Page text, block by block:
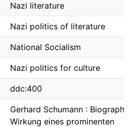
Nazi literature
Nazi politics of literature
National Socialism
Nazi politics for culture
ddc:400
Gerhard Schumann :
Wirkung eines prominenten